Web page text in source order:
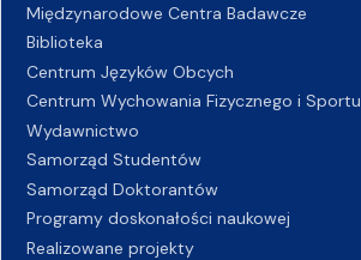
Międzynarodowe Centra Badawcze
Biblioteka
Centrum Języków Obcych
Centrum Wychowania Fizycznego i Sportu
Wydawnictwo
Samorząd Studentów
Samorząd Doktorantów
Programy doskonałości naukowej
Realizowane projekty